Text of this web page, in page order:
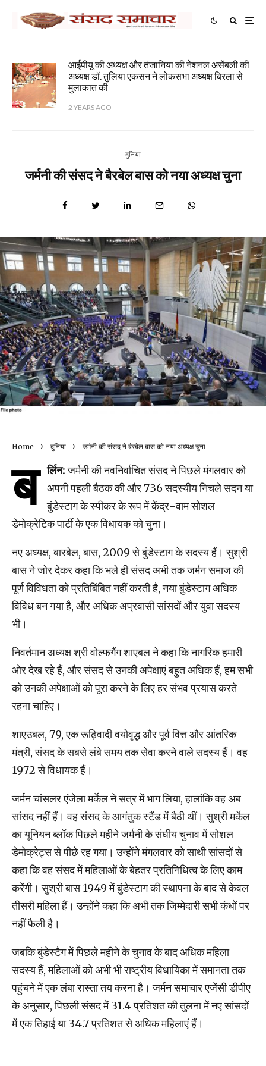
आईपीयू की अध्यक्ष और तंजानिया की नेशनल असेंबली की
अध्यक्ष डॉ. तुलिया एकसन ने लोकसभा अध्यक्ष बिरला से
मुलाकात की
2 YEARS AGO
दुनिया
जर्मनी की संसद ने बैरबेल बास को नया अध्यक्ष चुना
Home दुनिया जर्मनी की संसद ने बैरबेल बास को नया अध्यक्ष चुना
ब र्लिन:जर्मनी की नवनिर्वाचित संसद ने पिछले मंगलवार को
अपनी पहली बैठक की और 736 सदस्यीय निचले सदन या
बुंडेस्टाग के स्पीकर के रूप में केंद्र-वाम सोशल
डेमोक्रेटिक पार्टी के एक विधायक को चुना।
नए अध्यक्ष, बारबेल, बास, 2009 से बुंडेस्टाग के सदस्य हैं। सुश्री
बास ने जोर देकर कहा कि भले ही संसद अभी तक जर्मन समाज की
पूर्ण विविधता को प्रतिबिंबित नहीं करती है, नया बुंडेस्टाग अधिक
विविध बन गया है, और अधिक अप्रवासी सांसदों और युवा सदस्य
भी।
निवर्तमान अध्यक्ष श्री वोल्फगैंग शाएबल ने कहा कि नागरिक हमारी
ओर देख रहे हैं, और संसद से उनकी अपेक्षाएं बहुत अधिक हैं, हम सभी
को उनकी अपेक्षाओं को पूरा करने के लिए हर संभव प्रयास करते
रहना चाहिए।
शाएउबल, 79, एक रूढ़िवादी वयोवृद्ध और पूर्व वित्त और आंतरिक
मंत्री, संसद के सबसे लंबे समय तक सेवा करने वाले सदस्य हैं। वह
1972 से विधायक हैं।
जर्मन चांसलर एंजेला मर्केल ने सत्र में भाग लिया, हालांकि वह अब
सांसद नहीं हैं। वह संसद के आगंतुक स्टैंड में बैठी थीं। सुश्री मर्केल
का यूनियन ब्लॉक पिछले महीने जर्मनी के संघीय चुनाव में सोशल
डेमोक्रेट्स से पीछे रह गया। उन्होंने मंगलवार को साथी सांसदों से
कहा कि वह संसद में महिलाओं के बेहतर प्रतिनिधित्व के लिए काम
करेंगी। सुश्री बास 1949 में बुंडेस्टाग की स्थापना के बाद से केवल
तीसरी महिला हैं। उन्होंने कहा कि अभी तक जिम्मेदारी सभी कंधों पर
नहीं फैली है।
जबकि बुंडेस्टैग में पिछले महीने के चुनाव के बाद अधिक महिला
सदस्य हैं, महिलाओं को अभी भी राष्ट्रीय विधायिका में समानता तक
पहुंचने में एक लंबा रास्ता तय करना है। जर्मन समाचार एजेंसी डीपीए
के अनुसार, पिछली संसद में 31.4 प्रतिशत की तुलना में नए सांसदों
में एक तिहाई या 34.7 प्रतिशत से अधिक महिलाएं हैं।